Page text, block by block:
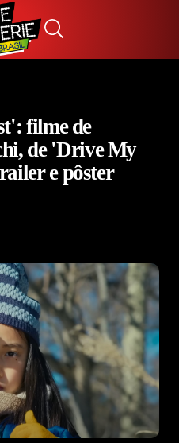
filme de
de 'Drive My
e pôster